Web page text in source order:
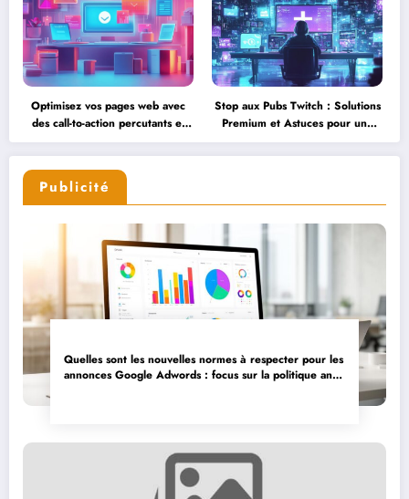
Optimisez vos pages web avec
des call-to-action percutants et
efficaces
Stop aux Pubs Twitch : Solutions
Premium et Astuces pour une
Experience Optimale en 2024
Publicité
Quelles sont les nouvelles normes à respecter pour les
annonces Google Adwords : focus sur la politique anti-